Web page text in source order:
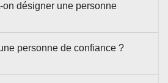
désigner une personne
personne de confiance ?